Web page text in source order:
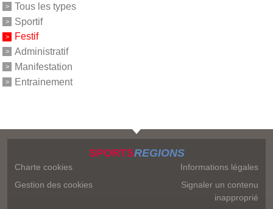
Tous les types
Sportif
Festif
Administratif
Manifestation
Entrainement
SPORTSREGIONS
Charte cookies
Gestion des cookies
Informations légales
Signaler un contenu
inapproprié